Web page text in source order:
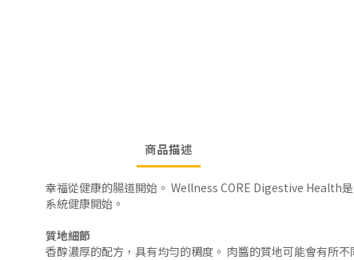
商品描述
幸福從健康的腸道開始。 Wellness CORE Digestive Health
系統健康開始。
質地細節
香醇濃厚的配方，具有均勻的稠度。 肉醬的質地可能會有所